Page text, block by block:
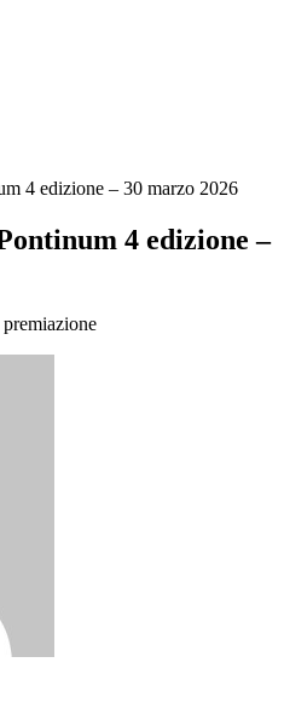
4 edizione – 30 marzo 2026
4 edizione –